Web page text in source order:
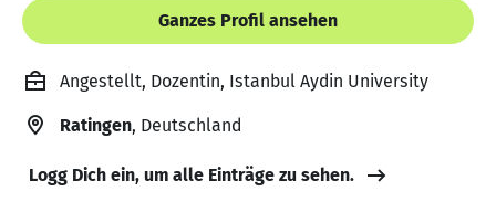
Ganzes Profil ansehen
Angestellt, Dozentin, Istanbul Aydin University
Ratingen, Deutschland
Logg Dich ein, um alle Einträge zu sehen.